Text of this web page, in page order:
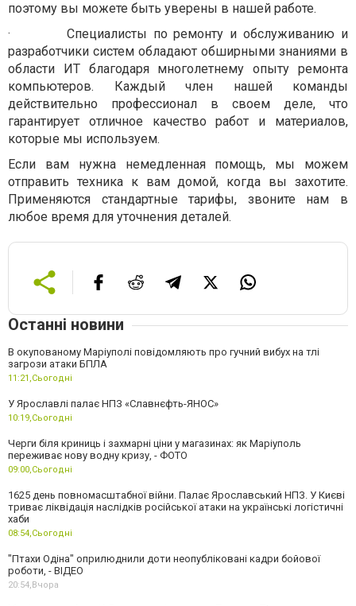
поэтому вы можете быть уверены в нашей работе.
·
Специалисты по ремонту и обслуживанию и
разработчики систем обладают обширными знаниями в
области ИТ благодаря многолетнему опыту ремонта
компьютеров. Каждый член нашей команды
действительно профессионал в своем деле, что
гарантирует отличное качество работ и материалов,
которые мы используем.
Если вам нужна немедленная помощь, мы можем
отправить техника к вам домой, когда вы захотите.
Применяются стандартные тарифы, звоните нам в
любое время для уточнения деталей.
Останні новини
В окупованому Маріуполі повідомляють про гучний вибух на тлі
загрози атаки БПЛА
11:21,Сьогодні
У Ярославлі палає НПЗ «Славнєфть-ЯНОС»
10:19,Сьогодні
Черги біля криниць і захмарні ціни у магазинах: як Маріуполь
переживає нову водну кризу, - ФОТО
09:00,Сьогодні
1625 день повномасштабної війни. Палає Ярославський НПЗ. У Києві
триває ліквідація наслідків російської атаки на українські логістичні
хаби
08:54,Сьогодні
"Птахи Одіна" оприлюднили доти неопубліковані кадри бойової
роботи, - ВІДЕО
20:54,Вчора